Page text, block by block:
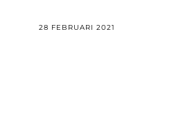
28 FEBRUARI 2021